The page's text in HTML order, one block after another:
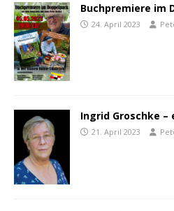
Buchpremiere im
24. April 2023
Ingrid Groschke –
21. April 2023